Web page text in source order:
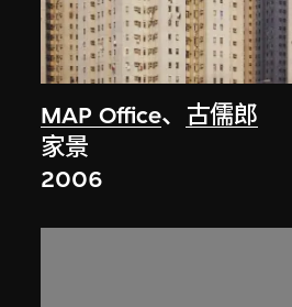
MAP Office、 古儒郎
家景
2006